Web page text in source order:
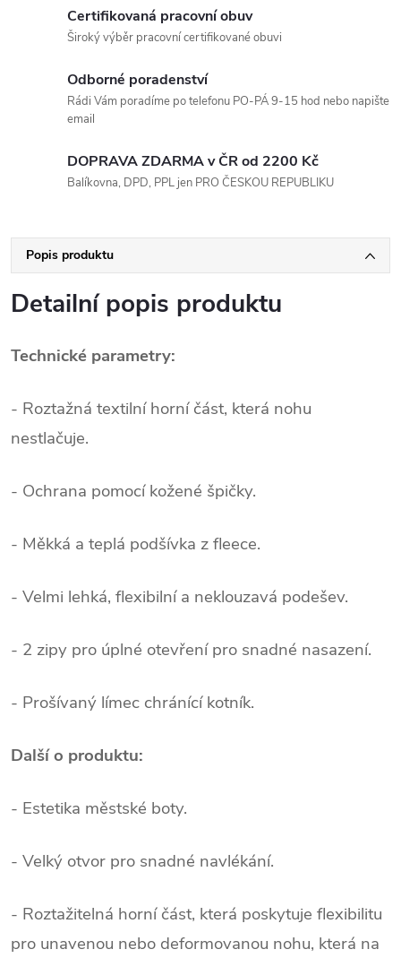
Certifikovaná pracovní obuv
Široký výběr pracovní certifikované obuvi
Odborné poradenství
Rádi Vám poradíme po telefonu PO-PÁ 9-15 hod nebo napište
email
DOPRAVA ZDARMA v ČR od 2200 Kč
Balíkovna, DPD, PPL jen PRO ČESKOU REPUBLIKU
Popis produktu
Detailní popis produktu
Technické parametry:
- Roztažná textilní horní část, která nohu
nestlačuje.
- Ochrana pomocí kožené špičky.
- Měkká a teplá podšívka z fleece.
- Velmi lehká, flexibilní a neklouzavá podešev.
- 2 zipy pro úplné otevření pro snadné nasazení.
- Prošívaný límec chránící kotník.
Další o produktu:
- Estetika městské boty.
- Velký otvor pro snadné navlékání.
- Roztažitelná horní část, která poskytuje flexibilitu
pro unavenou nebo deformovanou nohu, která na